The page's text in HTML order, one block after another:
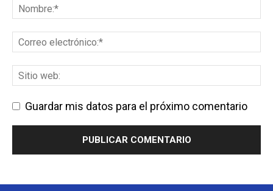
Guardar mis datos para el próximo comentario